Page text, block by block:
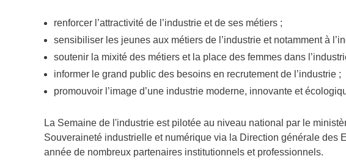
renforcer l’attractivité de l’industrie et de ses métiers ;
sensibiliser les jeunes aux métiers de l’industrie et notamment à
soutenir la mixité des métiers et la place des femmes dans
informer le grand public des besoins en recrutement de l’industrie ;
promouvoir l’image d’une industrie moderne, innovante et
La Semaine de l'industrie est pilotée au niveau national par le
Souveraineté industrielle et numérique via la Direction générale des
année de nombreux partenaires institutionnels et professionnels.